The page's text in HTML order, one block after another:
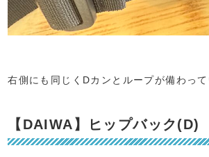
右側にも同じくDカンとループが備わって
【DAIWA】ヒップバック(D)